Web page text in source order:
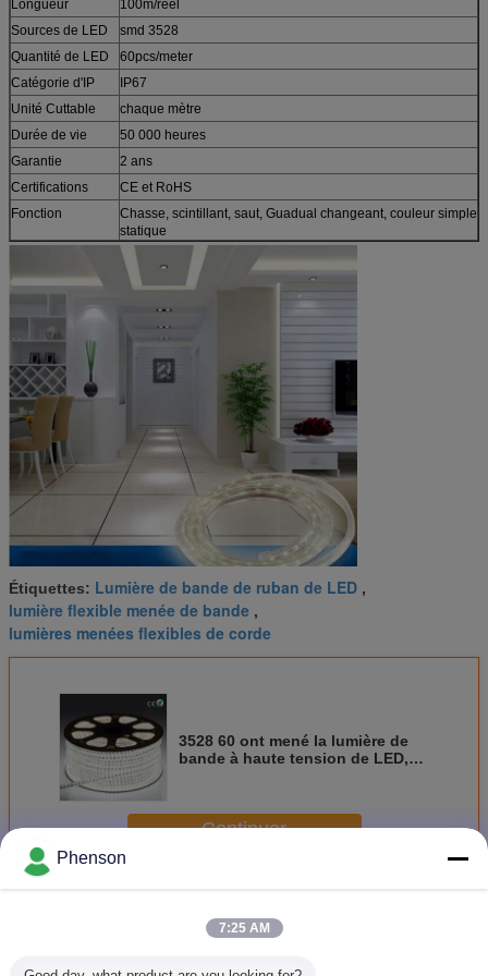
Longueur
100m/reel
Sources de LED
smd 3528
Quantité de LED
60pcs/meter
Catégorie d'IP
IP67
Unité Cuttable
chaque mètre
Durée de vie
50 000 heures
Garantie
2 ans
Certifications
CE et RoHS
Fonction
Chasse, scintillant, saut, Guadual changeant, couleur simple
statique
Étiquettes: Lumière de bande de ruban de LED ,
lumière flexible menée de bande ,
lumières menées flexibles de corde
3528 60 ont mené la lumière de
bande à haute tension de LED,
Continuer
PlusFlexible LED Lights bande
Phenson
7:25 AM